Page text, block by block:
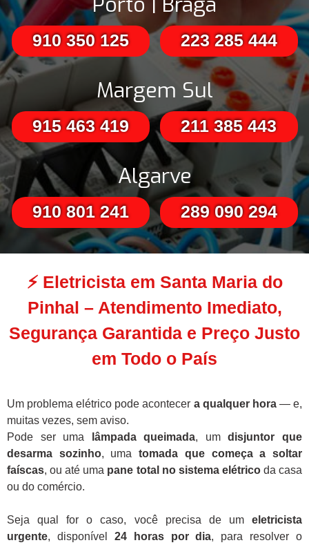
910 350 125 223 285 444
Margem Sul
915 463 419 211 385 443
Algarve
910 801 241 289 090 294
⚡ Eletricista em Santa Maria do
Pinhal – Atendimento Imediato,
Segurança Garantida e Preço Justo
em Todo o País
Um problema elétrico pode acontecer a qualquer hora— e,
muitas vezes, sem aviso.
Pode ser uma
lâmpada queimada, umdisjuntor que
desarma sozinho, umatomada que começa a soltar
faíscas, ou até uma pane total no sistema elétricoda casa
ou do comércio.
Seja qual for o caso, você precisa de um eletricista
urgente, disponível 24 horas por dia, para resolver o